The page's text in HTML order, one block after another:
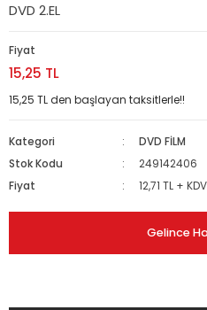
DVD 2.EL
Fiyat
15,25 TL
15,25 TL den başlayan taksitlerle!!
Kategori
DVD FİLM
Stok Kodu
249142406
Fiyat
12,71 TL + KDV
Gelince